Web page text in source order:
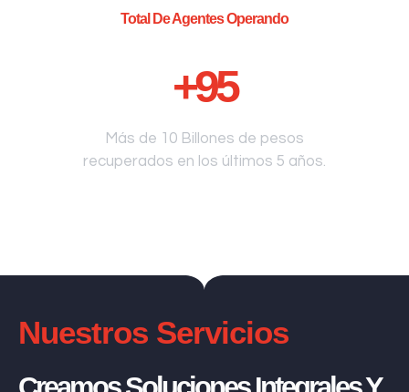
Total De Agentes Operando
+95
Más de 10 Billones de pesos
recuperados en los últimos 5 años.
Nuestros Servicios